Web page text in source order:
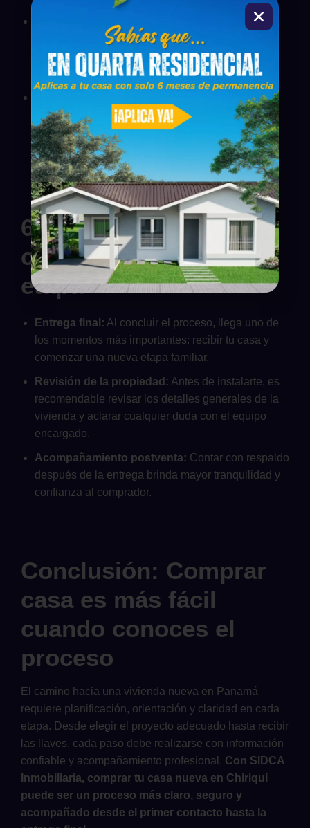
El banco revisa tus
ingresos, crédito, capacidad de pago y demás
condiciones necesarias para aprobar el
financiamiento.
Una vez aprobada la
operación, se procede con los pasos legales y
contractuales correspondientes para formalizar la
compra.
6. Recibe tu vivienda y
comienza una nueva
etapa
Entrega final: Al concluir el proceso, llega uno de
los momentos más importantes: recibir tu casa y
comenzar una nueva etapa familiar.
Revisión de la propiedad: Antes de instalarte, es
recomendable revisar los detalles generales de la
vivienda y aclarar cualquier duda con el equipo
encargado.
Acompañamiento postventa: Contar con respaldo
después de la entrega brinda mayor tranquilidad y
confianza al comprador.
Conclusión: Comprar
casa es más fácil
cuando conoces el
proceso
El camino hacia una vivienda nueva en Panamá
requiere planificación, orientación y claridad en cada
etapa. Desde elegir el proyecto adecuado hasta recibir
las llaves, cada paso debe realizarse con información
confiable y acompañamiento profesional. Con SIDCA
Inmobiliaria, comprar tu casa nueva en Chiriquí
puede ser un proceso más claro, seguro y
acompañado desde el primer contacto hasta la